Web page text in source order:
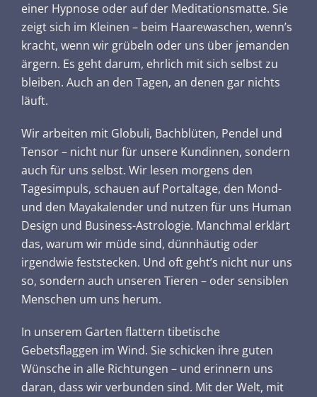
einer Hypnose oder auf der Meditationsmatte. Sie
zeigt sich im Kleinen – beim Haarewaschen, wenn’s
kracht, wenn wir grübeln oder uns über jemanden
ärgern. Es geht darum, ehrlich mit sich selbst zu
bleiben. Auch an den Tagen, an denen gar nichts
läuft.
Wir arbeiten mit Globuli, Bachblüten, Pendel und
Tensor – nicht nur für unsere Kundinnen, sondern
auch für uns selbst. Wir lesen morgens den
Tagesimpuls, schauen auf Portaltage, den Mond-
und den Mayakalender und nutzen für uns Human
Design und Business-Astrologie. Manchmal erklärt
das, warum wir müde sind, dünnhäutig oder
irgendwie feststecken. Und oft geht’s nicht nur uns
so, sondern auch unseren Tieren – oder sensiblen
Menschen um uns herum.
In unserem Garten flattern tibetische
Gebetsflaggen im Wind. Sie schicken ihre guten
Wünsche in alle Richtungen – und erinnern uns
daran, dass wir verbunden sind. Mit der Welt, mit